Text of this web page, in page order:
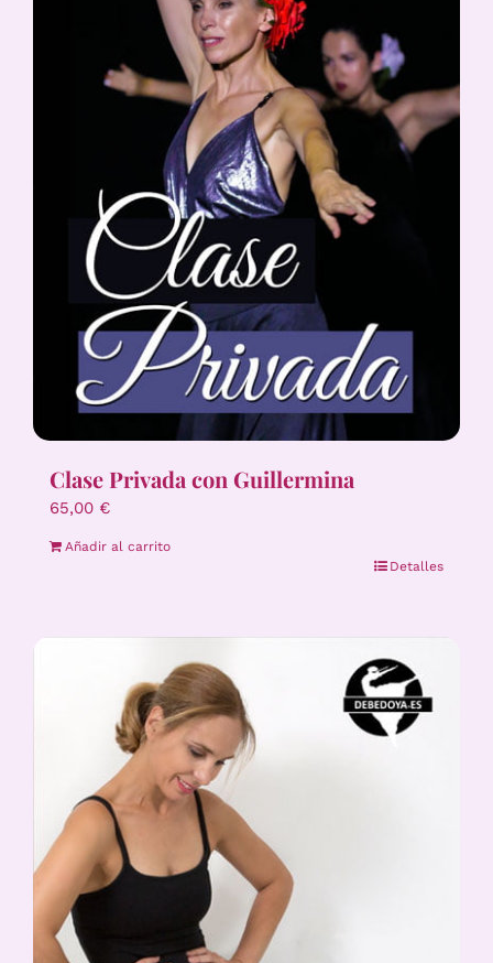
Clase Privada con Guillermina
65,00 €
Añadir al carrito
Detalles